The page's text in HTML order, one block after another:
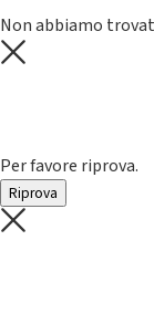
Non abbiamo
Per favore riprova.
Riprova